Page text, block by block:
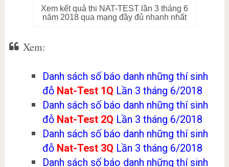
Xem kết quả thi NAT-TEST lần 3 tháng 6
năm 2018 qua mạng đầy đủ nhanh nhất
Xem:
Danh sách số báo danh những thí sinh
đỗNat-Test 1Q Lần 3 tháng 6/2018
Danh sách số báo danh những thí sinh
đỗNat-Test 2Q Lần 3 tháng 6/2018
Danh sách số báo danh những thí sinh
đỗ Nat-Test 3Q Lần 3 tháng 6/2018
Danh sách số báo danh những thí sinh